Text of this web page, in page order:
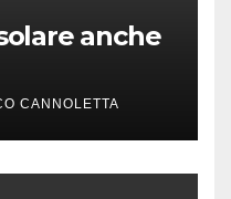
anche
CANNOLETTA